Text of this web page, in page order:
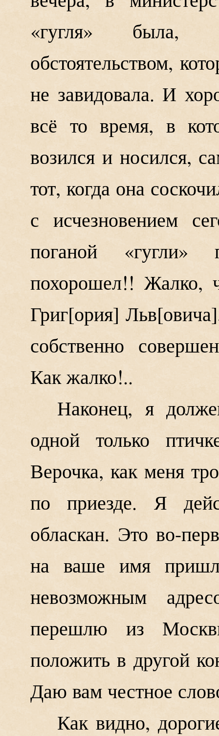
«гугля» была,
обстоятельством,
не завидовала. И
всё то время, в
возился и носился,
тот, когда она
с исчезновением
поганой
похорошел!! Жалко,
Григ ория Льв овича
собственно
Как жалко!..
Наконец, я
одной только
Верочка, как меня
по приезде. Я
обласкан. Это во-
на ваше имя
невозможным
перешлю из
положить в другой
Даю вам честное
Как видно,